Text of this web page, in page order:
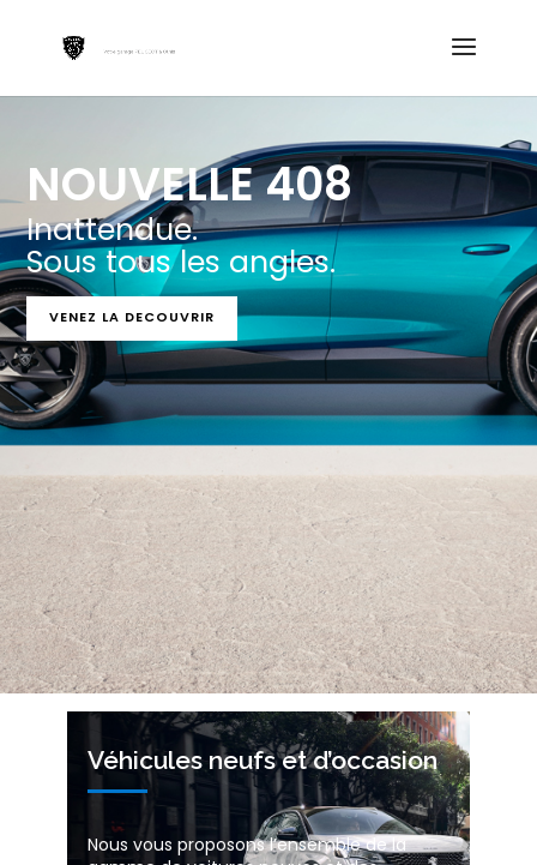
NOUVELLE 408
Inattendue.
Sous tous les angles.
VENEZ LA DECOUVRIR
Véhicules neufs et d’occasion
Nous vous proposons l’ensemble de la